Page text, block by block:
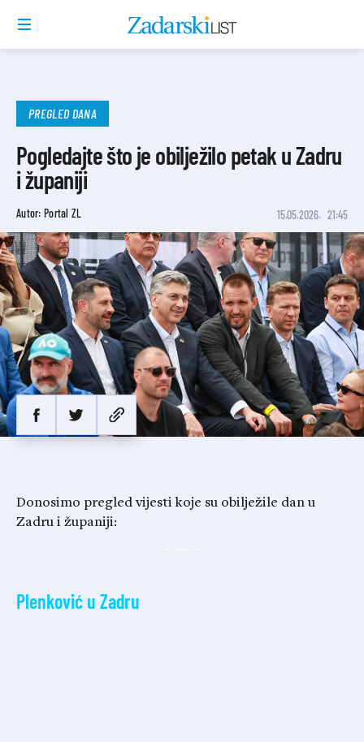
PREGLED DANA
Pogledajte što je obilježilo petak u Zadru
i županiji
Autor: Portal ZL 15.05.2026. 21:45
Donosimo pregled vijesti koje su obilježile dan u
Zadru i županiji:
Plenković u Zadru